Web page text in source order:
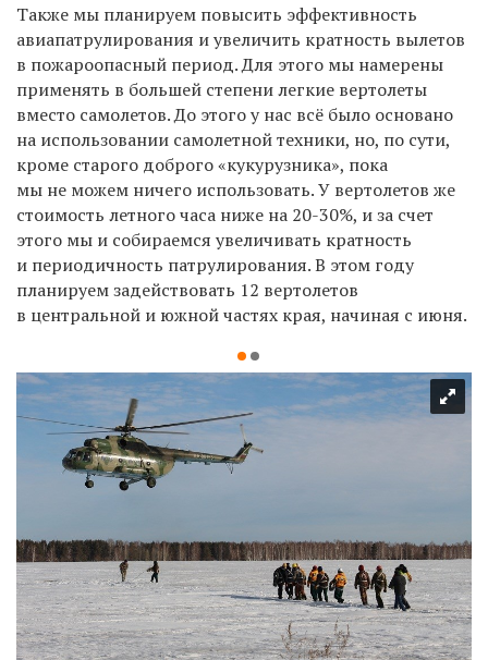
Также мы планируем повысить эффективность
авиапатрулирования иувеличить кратность вылетов
в пожароопасный период. Для этого мы намерены
применять в большей степени легкие вертолеты
вместо самолетов. До этого у нас всё было основано
на использовании самолетной техники, но, по сути,
кроме старого доброго «кукурузника», пока
мы не можем ничего использовать. У вертолетов же
стоимость летного часа ниже на 20-30%, иза счет
этого мы и собираемся увеличивать кратность
и периодичность патрулирования. В этом году
планируем задействовать 12 вертолетов
в центральной и южной частях края, начиная с июня.